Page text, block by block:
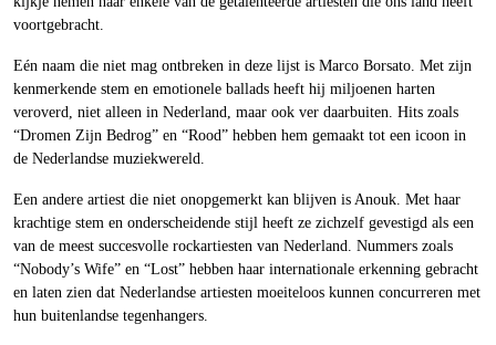
voortgebracht.
Eén naam die niet mag ontbreken in deze lijst is Marco Borsato. Met zijn
kenmerkende stem en emotionele ballads heeft hij miljoenen harten
veroverd, niet alleen in Nederland, maar ook ver daarbuiten. Hits zoals
“Dromen Zijn Bedrog” en “Rood” hebben hem gemaakt tot een icoon in
de Nederlandse muziekwereld.
Een andere artiest die niet onopgemerkt kan blijven is Anouk. Met haar
krachtige stem en onderscheidende stijl heeft ze zichzelf gevestigd als een
van de meest succesvolle rockartiesten van Nederland. Nummers zoals
“Nobody’s Wife” en “Lost” hebben haar internationale erkenning gebracht
en laten zien dat Nederlandse artiesten moeiteloos kunnen concurreren met
hun buitenlandse tegenhangers.